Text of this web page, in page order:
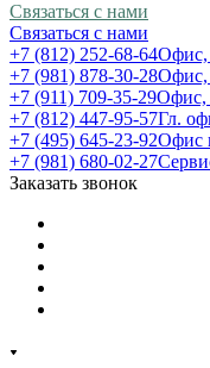
Связаться с нами
Связаться с нами
+7 (812) 252-68-64Офис,
+7 (981) 878-30-28Офис,
+7 (911) 709-35-29Офис,
+7 (812) 447-95-57Гл.
+7 (495) 645-23-92Офис
+7 (981) 680-02-27
Заказать звонок